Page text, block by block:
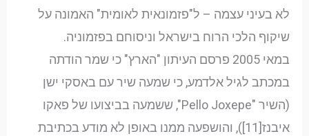
לא בעיני עצמה – ל"פזמונאית לאומית" האמונה על
שיקוף הלכי הרוח בישראל וניסוחם בפזמוניה.
במאי 2005 פרסם העיתון "הארץ" כי שמר הודתה
במכתב לגיל אלדמע, כי שמעה שיר עם באסקי ישן
(השיר "Pello Joxepe", ששמעה בביצועו של פאקו
איבנז[11]), והושפעה ממנו באופן לא מודע בכתיבת